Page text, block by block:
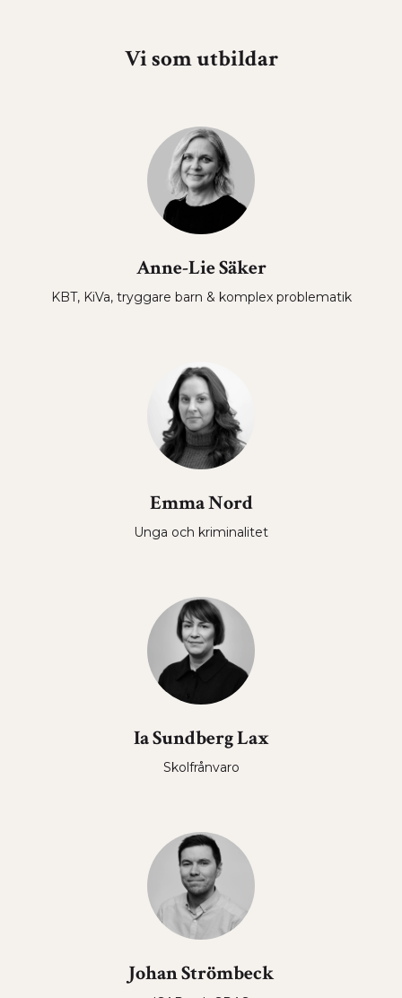
Vi som utbildar
Anne-Lie Säker
KBT, KiVa, tryggare barn & komplex problematik
Emma Nord
Unga och kriminalitet
Ia Sundberg Lax
Skolfrånvaro
Johan Strömbeck